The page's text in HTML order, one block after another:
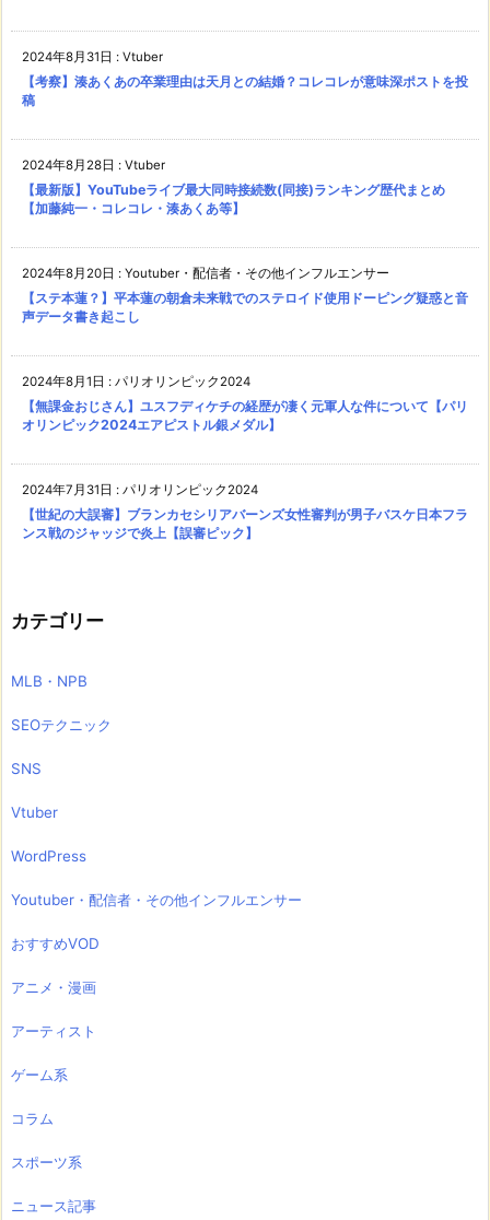
2024年8月31日 : Vtuber
【考察】湊あくあの卒業理由は天月との結婚？コレコレが意味深ポストを投
稿
2024年8月28日 : Vtuber
【最新版】YouTubeライブ最大同時接続数(同接)ランキング歴代まとめ
【加藤純一・コレコレ・湊あくあ等】
2024年8月20日 : Youtuber・配信者・その他インフルエンサー
【ステ本蓮？】平本蓮の朝倉未来戦でのステロイド使用ドーピング疑惑と音
声データ書き起こし
2024年8月1日 : パリオリンピック2024
【無課金おじさん】ユスフディケチの経歴が凄く元軍人な件について【パリ
オリンピック2024エアピストル銀メダル】
2024年7月31日 : パリオリンピック2024
【世紀の大誤審】ブランカセシリアバーンズ女性審判が男子バスケ日本フラ
ンス戦のジャッジで炎上【誤審ピック】
カテゴリー
MLB・NPB
SEOテクニック
SNS
Vtuber
WordPress
Youtuber・配信者・その他インフルエンサー
おすすめVOD
アニメ・漫画
アーティスト
ゲーム系
コラム
スポーツ系
ニュース記事